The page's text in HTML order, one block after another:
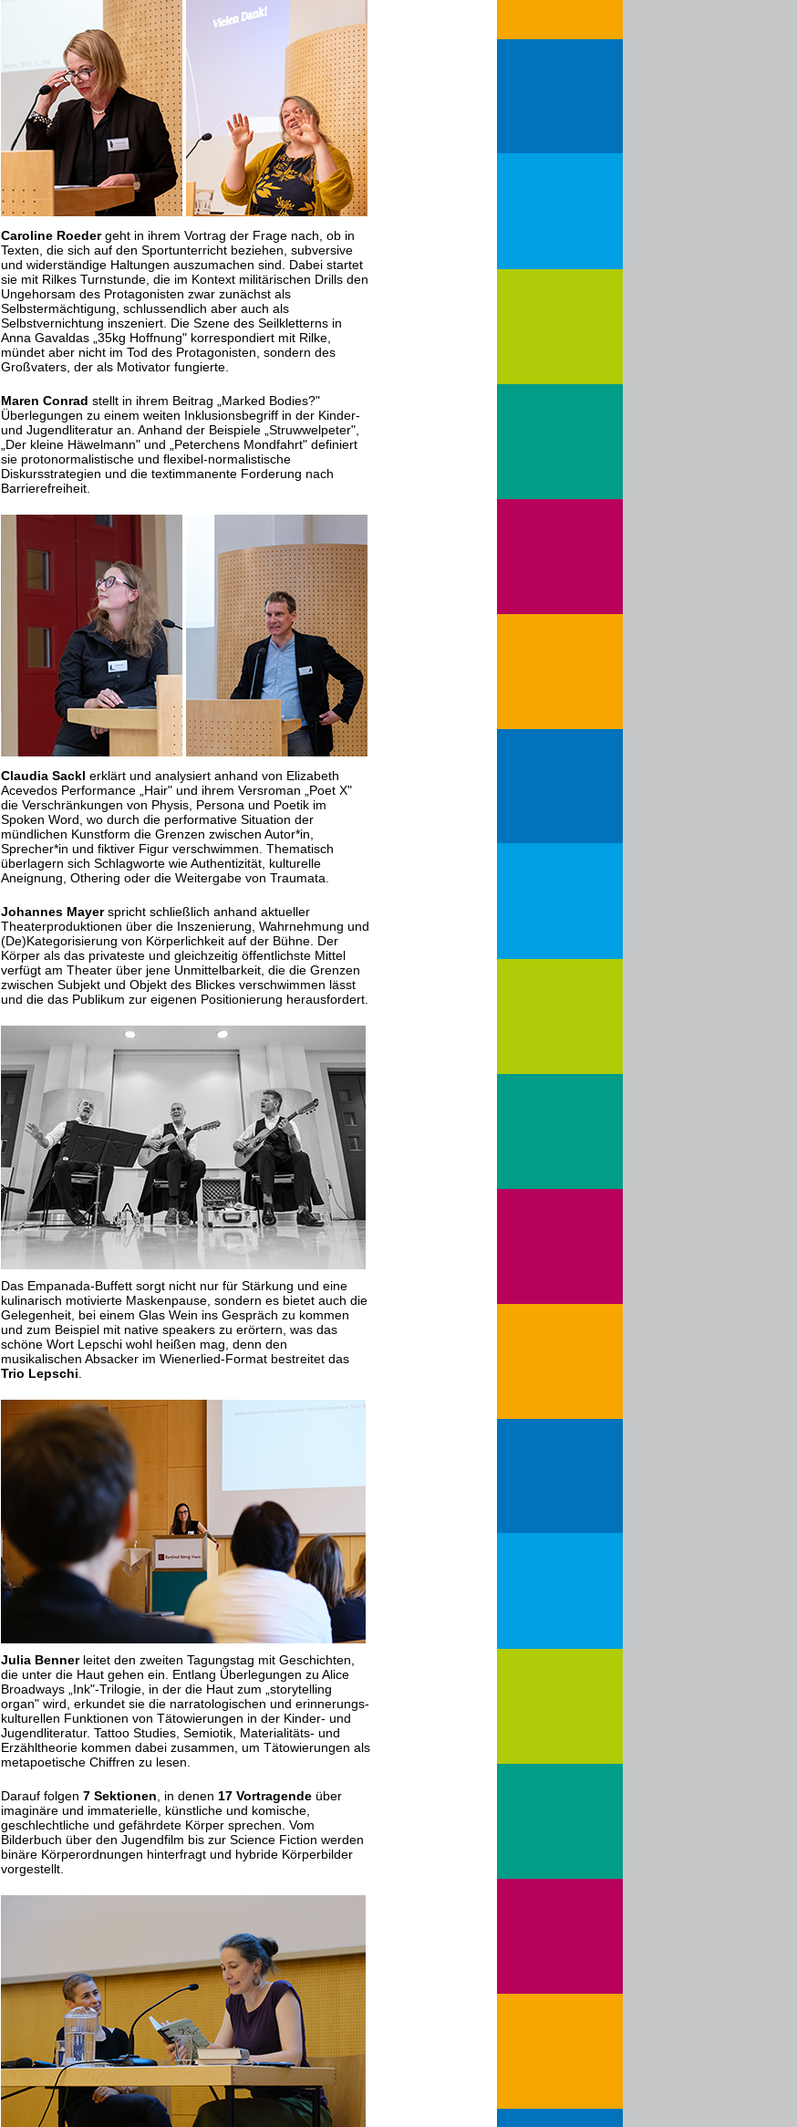
Caroline Roedergeht in ihrem Vortrag der Frage nach, ob in
Texten, die sich auf den Sportunterricht beziehen, subversive
und widerständige Haltungen auszumachen sind. Dabei startet
sie mit Rilkes Turnstunde, die im Kontext militärischen Drills den
Ungehorsam des Protagonisten zwar zunächst als
Selbstermächtigung, schlussendlich aber auch als
Selbstvernichtung inszeniert. Die Szene des Seilkletterns in
Anna Gavaldas „35kg Hoffnung" korrespondiert mit Rilke,
mündet aber nicht im Tod des Protagonisten, sondern des
Großvaters, der als Motivator fungierte.
Maren Conrad stellt in ihrem Beitrag „Marked Bodies?"
Überlegungen zu einem weiten Inklusionsbegriff in der Kinder-
und Jugendliteratur an. Anhand der Beispiele „Struwwelpeter",
„Der kleine Häwelmann" und „Peterchens Mondfahrt" definiert
sie protonormalistische und flexibel-normalistische
Diskursstrategien und die textimmanente Forderung nach
Barrierefreiheit.
Claudia Sackl erklärt und analysiert anhand von Elizabeth
Acevedos Performance „Hair" und ihrem Versroman „Poet X"
die Verschränkungen von Physis, Persona und Poetik im
Spoken Word, wo durch die performative Situation der
mündlichen Kunstform die Grenzen zwischen Autor*in,
Sprecher*in und fiktiver Figur verschwimmen. Thematisch
überlagern sich Schlagworte wie Authentizität, kulturelle
Aneignung, Othering oder die Weitergabe von Traumata.
Johannes Mayerspricht schließlich anhand aktueller
Theaterproduktionen über die Inszenierung, Wahrnehmung und
(De)Kategorisierung von Körperlichkeit auf der Bühne. Der
Körper als das privateste und gleichzeitig öffentlichste Mittel
verfügt am Theater über jene Unmittelbarkeit, die die Grenzen
zwischen Subjekt und Objekt des Blickes verschwimmen lässt
und die das Publikum zur eigenen Positionierung herausfordert.
Das Empanada-Buffett sorgt nicht nur für Stärkung und eine
kulinarisch motivierte Maskenpause, sondern es bietet auch die
Gelegenheit, bei einem Glas Wein ins Gespräch zu kommen
und zum Beispiel mit native speakers zu erörtern, was das
schöne Wort Lepschi wohl heißen mag, denn den
musikalischen Absacker im Wienerlied-Format bestreitet das
Trio Lepschi
Julia Bennerleitet den zweiten Tagungstag mit Geschichten,
die unter die Haut gehen ein. Entlang Überlegungen zu Alice
Broadways „Ink"-Trilogie, in der die Haut zum „storytelling
organ" wird, erkundet sie die narratologischen und erinnerungs-
kulturellen Funktionen von Tätowierungen in der Kinder- und
Jugendliteratur. Tattoo Studies, Semiotik, Materialitäts- und
Erzähltheorie kommen dabei zusammen, um Tätowierungen als
metapoetische Chiffren zu lesen.
Darauf folgen 7 Sektionen , in denen 17 Vortragende über
imaginäre und immaterielle, künstliche und komische,
geschlechtliche und gefährdete Körper sprechen. Vom
Bilderbuch über den Jugendfilm bis zur Science Fiction werden
binäre Körperordnungen hinterfragt und hybride Körperbilder
vorgestellt.